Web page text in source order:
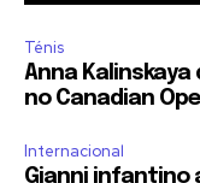
Ténis
Anna
no Canadian
Internacional
Gianni infantino